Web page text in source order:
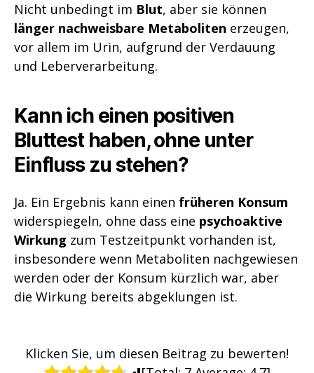
Nicht unbedingt im Blut, aber sie können
länger nachweisbare Metaboliten erzeugen,
vor allem im Urin, aufgrund der Verdauung
und Leberverarbeitung.
Kann ich einen positiven
Bluttest haben, ohne unter
Einfluss zu stehen?
Ja. Ein Ergebnis kann einen früheren Konsum
widerspiegeln, ohne dass eine psychoaktive
Wirkung zum Testzeitpunkt vorhanden ist,
insbesondere wenn Metaboliten nachgewiesen
werden oder der Konsum kürzlich war, aber
die Wirkung bereits abgeklungen ist.
Klicken Sie, um diesen Beitrag zu bewerten!